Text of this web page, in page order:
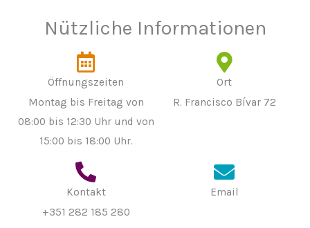
Nützliche Informationen
Öffnungszeiten
Montag bis Freitag von
08:00 bis 12:30 Uhr und von
15:00 bis 18:00 Uhr.
Ort
R. Francisco Bívar 72
Kontakt
+351 282 185 280
Email